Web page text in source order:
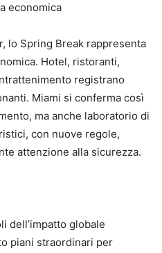
economica
lo Spring Break rappresenta
Hotel, ristoranti,
registrano
Miami si conferma così
ma anche laboratorio di
con nuove regole,
attenzione alla sicurezza.
dell’impatto globale
piani straordinari per